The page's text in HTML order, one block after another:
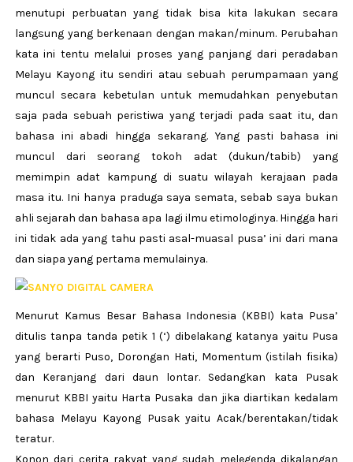
menutupi perbuatan yang tidak bisa kita lakukan secara
langsung yang berkenaan dengan makan/minum. Perubahan
kata ini tentu melalui proses yang panjang dari peradaban
Melayu Kayong itu sendiri atau sebuah perumpamaan yang
muncul secara kebetulan untuk memudahkan penyebutan
saja pada sebuah peristiwa yang terjadi pada saat itu, dan
bahasa ini abadi hingga sekarang. Yang pasti bahasa ini
muncul dari seorang tokoh adat (dukun/tabib) yang
memimpin adat kampung di suatu wilayah kerajaan pada
masa itu. Ini hanya praduga saya semata, sebab saya bukan
ahli sejarah dan bahasa apa lagi ilmu etimologinya. Hingga hari
ini tidak ada yang tahu pasti asal-muasal pusa’ ini dari mana
dan siapa yang pertama memulainya.
Menurut Kamus Besar Bahasa Indonesia (KBBI) kata Pusa’
ditulis tanpa tanda petik 1 (‘) dibelakang katanya yaitu Pusa
yang berarti Puso, Dorongan Hati, Momentum (istilah fisika)
dan Keranjang dari daun lontar. Sedangkan kata Pusak
menurut KBBI yaitu Harta Pusaka dan jika diartikan kedalam
bahasa Melayu Kayong Pusak yaitu Acak/berentakan/tidak
teratur.
Konon dari cerita rakyat yang sudah melegenda dikalangan